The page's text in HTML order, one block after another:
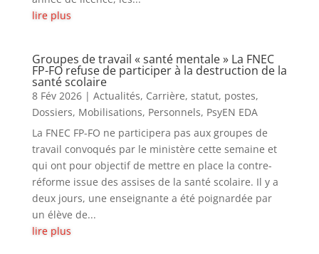
lire plus
Groupes de travail « santé mentale » La FNEC
FP-FO refuse de participer à la destruction de la
santé scolaire
8 Fév 2026| Actualités, Carrière, statut, postes,
Dossiers, Mobilisations, Personnels, PsyEN EDA
La FNEC FP-FO ne participera pas aux groupes de
travail convoqués par le ministère cette semaine et
qui ont pour objectif de mettre en place la contre-
réforme issue des assises de la santé scolaire. Il y a
deux jours, une enseignante a été poignardée par
un élève de...
lire plus